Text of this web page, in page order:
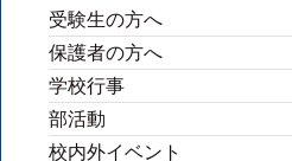
受験生の方へ
保護者の方へ
学校行事
部活動
校内外イベント